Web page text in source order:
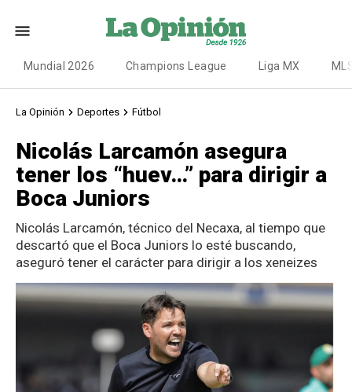
Mundial 2026 Champions League Liga MX
La Opinión Deportes Fútbol
Nicolás Larcamón asegura
tener los “huev…” para dirigir a
Boca Juniors
Nicolás Larcamón, técnico del Necaxa, al tiempo que
descartó que el Boca Juniors lo esté buscando,
aseguró tener el carácter para dirigir a los xeneizes